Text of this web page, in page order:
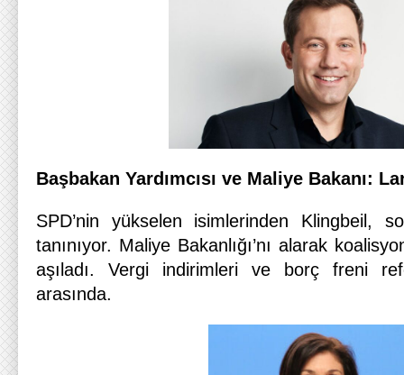
Başbakan Yardımcısı ve Maliye Bakanı:
SPD’nin yükselen isimlerinden Klingbeil,
tanınıyor. Maliye Bakanlığı’nı alarak
aşıladı. Vergi indirimleri ve borç freni
arasında.